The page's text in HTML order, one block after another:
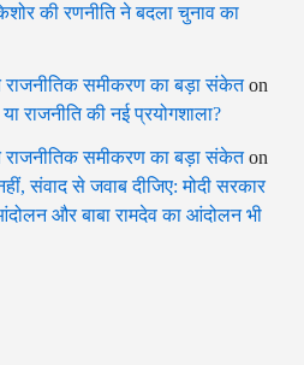
की रणनीति ने बदला चुनाव का
राजनीतिक समीकरण का बड़ा संकेतon
राजनीति की नई प्रयोगशाला?
राजनीतिक समीकरण का बड़ा संकेतon
संवाद से जवाब दीजिए: मोदी सरकार
और बाबा रामदेव का आंदोलन भी